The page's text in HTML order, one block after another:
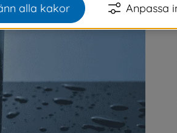
alla kakor Anpassa